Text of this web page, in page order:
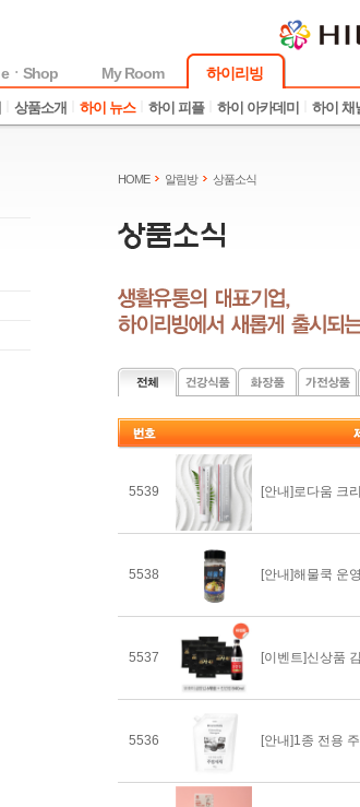
eㆍShop My Room 하이리빙
상품소개 하이 뉴스 하이 피플 하이 아카데미 하이 채
HOME 알림방 상품소식
5539 [안내]로다움 크
5538 [안내]해물쿡 운
5537 [이벤트]신상품
5536 [안내]1종 전용